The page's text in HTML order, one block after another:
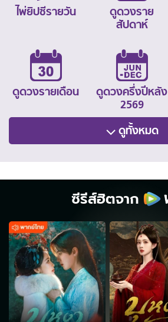
ไพ่ยิปซีรายวัน
ดูดวงราย
สัปดาห์
ดูดวงรายเดือน
ดูดวงครึ่งปีหลัง
2569
ดูทั้งหมด
ซีรีส์ฮิตจาก